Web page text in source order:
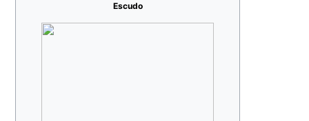
Escudo